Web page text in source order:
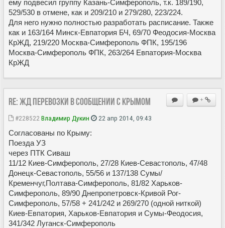
ему подвесил группу Казань-Симферополь, т.к. 189/190,
529/530 в отмене, как и 209/210 и 279/280, 223/224.
Для него нужно полностью разработать расписание. Также
как и 163/164 Минск-Евпатория БЧ, 69/70 Феодосия-Москва
КрЖД, 219/220 Москва-Симферополь ФПК, 195/196
Москва-Симферополь ФПК, 263/264 Евпатория-Москва
КрЖД
+
Re: ЖД перевозки в сообщении с Крымом
#228522 Владимир Дукин 22 апр 2014, 09:43
Согласованы по Крыму:
Поезда УЗ
через ПТК Сиваш
11/12 Киев-Симферополь, 27/28 Киев-Севастополь, 47/48
Донецк-Севастополь, 55/56 и 137/138 Сумы/
Кременчуг,Полтава-Симферополь, 81/82 Харьков-
Симферополь, 89/90 Днепропетровск-Кривой Рог-
Симферополь, 57/58 + 241/242 и 269/270 (одной ниткой)
Киев-Евпатория, Харьков-Евпатория и Сумы-Феодосия,
341/342 Луганск-Симферополь